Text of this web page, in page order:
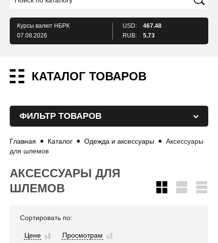
Курсы валют НБРК
07.08.2026
USD:
467.48
RUB:
5.73
КАТАЛОГ ТОВАРОВ
ФИЛЬТР ТОВАРОВ
Главная Каталог Одежда и аксессуары
Аксессуары
для шлемов
АКСЕССУАРЫ ДЛЯ
ШЛЕМОВ
Сортировать по:
Цене Просмотрам